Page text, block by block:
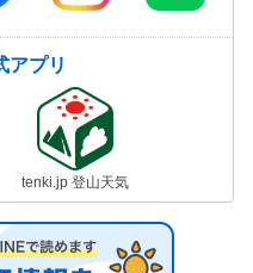
アプリ
tenki.jp 登山天気